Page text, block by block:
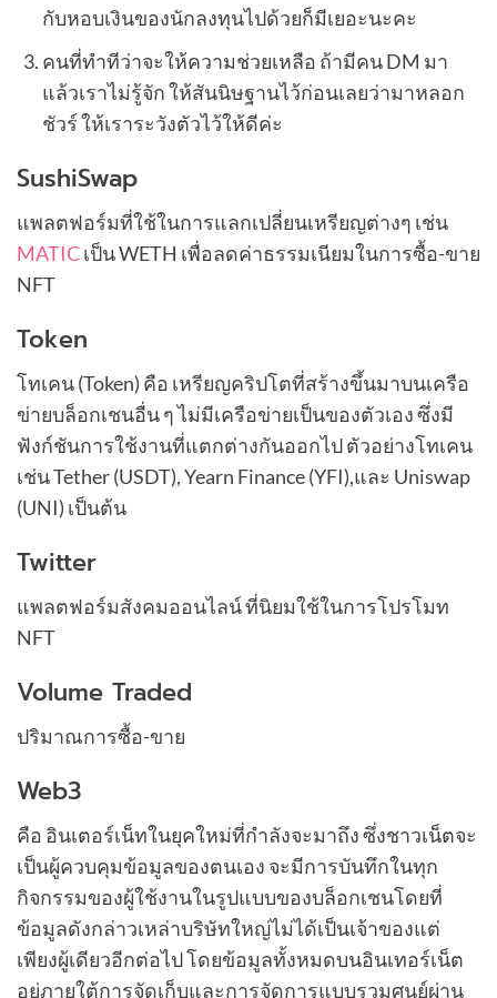
กับหอบเงินของนักลงทุนไปด้วยก็มีเยอะนะคะ
คนที่ทำทีว่าจะให้ความช่วยเหลือ ถ้ามีคน DM มา
แล้วเราไม่รู้จัก ให้สันนิษฐานไว้ก่อนเลยว่ามาหลอก
ชัวร์ ให้เราระวังตัวไว้ให้ดีค่ะ
SushiSwap
แพลตฟอร์มที่ใช้ในการแลกเปลี่ยนเหรียญต่างๆ เช่น
MATICเป็น WETH เพื่อลดค่าธรรมเนียมในการซื้อ-ขาย
NFT
Token
โทเคน (Token) คือ เหรียญคริปโตที่สร้างขึ้นมาบนเครือ
ข่ายบล็อกเชนอื่น ๆ ไม่มีเครือข่ายเป็นของตัวเอง ซึ่งมี
ฟังก์ชันการใช้งานที่แตกต่างกันออกไป ตัวอย่างโทเคน
เช่น Tether (USDT), Yearn Finance (YFI),และ Uniswap
(UNI) เป็นต้น
Twitter
แพลตฟอร์มสังคมออนไลน์ ที่นิยมใช้ในการโปรโมท
NFT
Volume Traded
ปริมาณการซื้อ-ขาย
Web3
คือ อินเตอร์เน็ทในยุคใหม่ที่กำลังจะมาถึง ซึ่งชาวเน็ตจะ
เป็นผู้ควบคุมข้อมูลของตนเอง จะมีการบันทึกในทุก
กิจกรรมของผู้ใช้งานในรูปแบบของบล็อกเชนโดยที่
ข้อมูลดังกล่าวเหล่าบริษัทใหญ่ไม่ได้เป็นเจ้าของแต่
เพียงผู้เดียวอีกต่อไป โดยข้อมูลทั้งหมดบนอินเทอร์เน็ต
อยู่ภายใต้การจัดเก็บและการจัดการแบบรวมศูนย์ผ่าน